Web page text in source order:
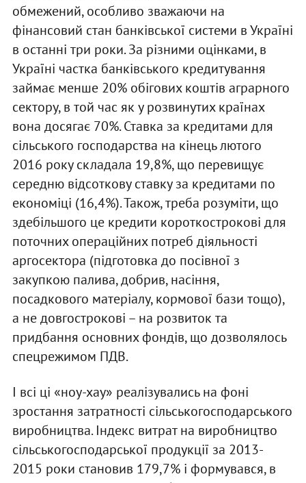
обмежений, особливо зважаючи на
фінансовий стан банківської системи в Україні
в останні три роки. За різними оцінками, в
Україні частка банківського кредитування
займає менше 20% обігових коштів аграр­ного
сектору, в той час як у розви­нутих країнах
вона досягає 70%. Ставка за кредитами для
сільського господарства на кінець лютого
2016 року складала 19,8%, що перевищує
середню відсоткову ставку за кредитами по
економіці (16,4%). Також, треба розуміти, що
здебільшого це кредити короткострокові для
поточних операційних потреб діяльності
аргосектора (підготовка до посівної з
закупкою палива, добрив, насіння,
посадкового матеріалу, кормової бази тощо),
а не довгострокові – на розвиток та
придбання основних фондів, що дозволялось
спецрежимом ПДВ.
І всі ці «ноу-хау» реалізувались на фоні
зростання затратності сільськогосподарського
виробництва. Індекс витрат на виробництво
сільськогосподарської продукції за 2013-
2015 роки становив 179,7% і формувався, в